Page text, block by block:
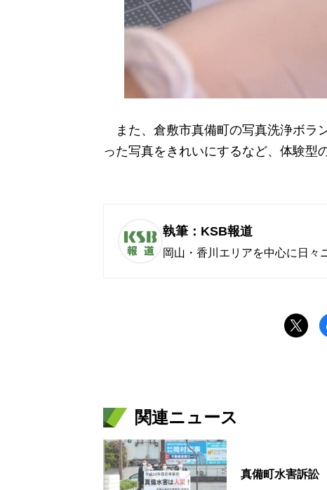
また、倉敷市真備町の写真洗浄ボラ
った写真をきれいにするなど、体験型
執筆：KSB報道
岡山・香川エリアを中心に日々
関連ニュース
真備町水害訴訟